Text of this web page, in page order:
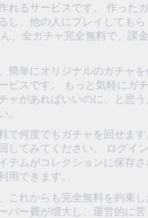
れるサービスです。 作った
し、他の人にプレイしてもら
、全ガチャ完全無料で、課
簡単にオリジナルのガチャを
ビスです。 もっと気軽にガ
ャがあればいいのに、と思
。
で何度でもガチャを回せま
してみてください。 ログイ
テムがコレクションに保存さ
用できます。
これからも完全無料を約束
バー費が増大し、運営的に苦